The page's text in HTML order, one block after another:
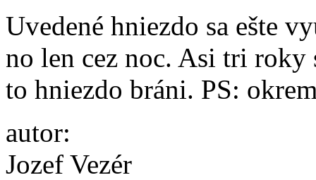
Uvedené hniezdo sa ešte
no len cez noc. Asi tri roky
to hniezdo bráni. PS:
autor:
Jozef Vezér